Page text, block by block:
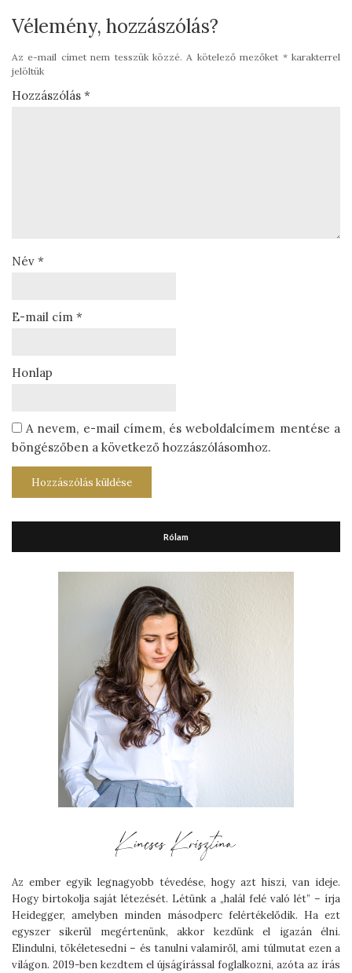
Vélemény, hozzászólás?
Az e-mail címet nem tesszük közzé. A kötelező mezőket *karakterrel
jelöltük
Hozzászólás *
Név *
E-mail cím *
Honlap
A nevem, e-mail címem, és weboldalcímem mentése a
böngészőben a következő hozzászólásomhoz.
Rólam
Az ember egyik legnagyobb tévedése, hogy azt hiszi, van ideje.
Hogy birtokolja saját létezését. Létünk a „halál felé való lét” – írja
Heidegger, amelyben minden másodperc felértékelődik. Ha ezt
egyszer sikerül megértenünk, akkor kezdünk el igazán élni.
Elindulni, tökéletesedni – és tanulni valamiről, ami túlmutat ezen a
világon. 2019-ben kezdtem el újságírással foglalkozni, azóta az írás